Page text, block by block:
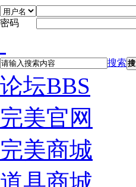
密码
搜索
论坛BBS
完美官网
完美商城